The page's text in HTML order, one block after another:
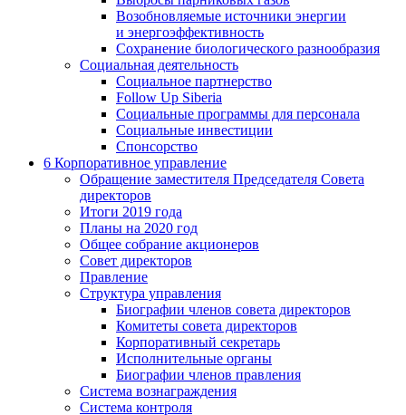
Возобновляемые источники энергии
и энергоэффективность
Сохранение биологического разнообразия
Социальная деятельность
Социальное партнерство
Follow Up Siberia
Социальные программы для персонала
Социальные инвестиции
Спонсорство
6 Корпоративное управление
Обращение заместителя Председателя Совета
директоров
Итоги 2019 года
Планы на 2020 год
Общее собрание акционеров
Совет директоров
Правление
Структура управления
Биографии членов совета директоров
Комитеты совета директоров
Корпоративный секретарь
Исполнительные органы
Биографии членов правления
Система вознаграждения
Система контроля